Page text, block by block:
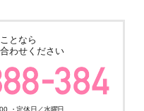
となら
わせください
・定休日／水曜日